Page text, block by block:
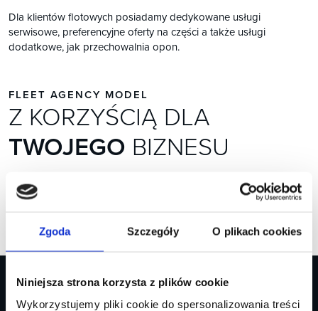
Zgoda Szczegóły O plikach cookies
Niniejsza strona korzysta z plików cookie
Wykorzystujemy pliki cookie do spersonalizowania treści
Dla klientów flotowych posiadamy dedykowane usługi
serwisowe, preferencyjne oferty na części a także usługi
dodatkowe, jak przechowalnia opon.
FLEET AGENCY MODEL
Z KORZYŚCIĄ DLA
TWOJEGO BIZNESU
Jesteśmy dla Ciebie i Twojego biznesu tak, abyś Ty mógł skupić
się na najważniejszym – Twoim biznesie. Dowiedz się więcej:
NASZEMARKI